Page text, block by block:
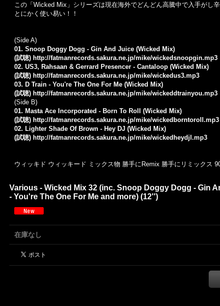
この「Wicked Mix」シリーズは現在海外でどんどん高騰中で入手がし
とにかく使い易い！！
(Side A)
01. Snoop Doggy Dogg - Gin And Juice (Wicked Mix)
(試聴) http://fatmanrecords.sakura.ne.jp/mike/wickedsnoopgin.mp3
02. US3, Rahsaan & Gerrard Presencer - Cantaloop (Wicked Mix)
(試聴) http://fatmanrecords.sakura.ne.jp/mike/wickedus3.mp3
03. D Train - You're The One For Me (Wicked Mix)
(試聴) http://fatmanrecords.sakura.ne.jp/mike/wickeddtrainyou.mp3
(Side B)
01. Masta Ace Incorporated - Born To Roll (Wicked Mix)
(試聴) http://fatmanrecords.sakura.ne.jp/mike/wickedborntoroll.mp3
02. Lighter Shade Of Brown - Hey DJ (Wicked Mix)
(試聴) http://fatmanrecords.sakura.ne.jp/mike/wickedheydjl.mp3
ウィッキド ウィッキード ミックス物 勝手にRemix 勝手にリミックス
Various - Wicked Mix 32 (inc. Snoop Doggy Dogg - Gin
- You're The One For Me and more) (12'')
在庫なし